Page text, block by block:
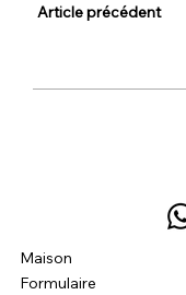
Article précédent
Maison
Formulaire